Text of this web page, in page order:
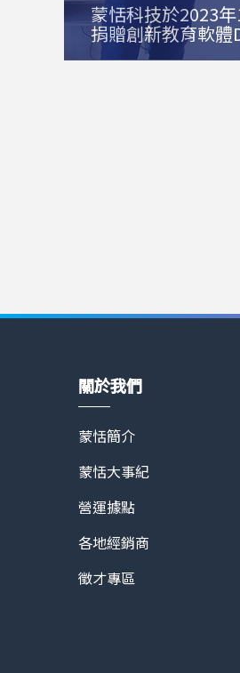
蒙恬科技於2023
捐贈創新教育軟
旨在協助偏遠地
關於我們
蒙恬簡介
蒙恬大事紀
營運據點
各地經銷商
徵才專區